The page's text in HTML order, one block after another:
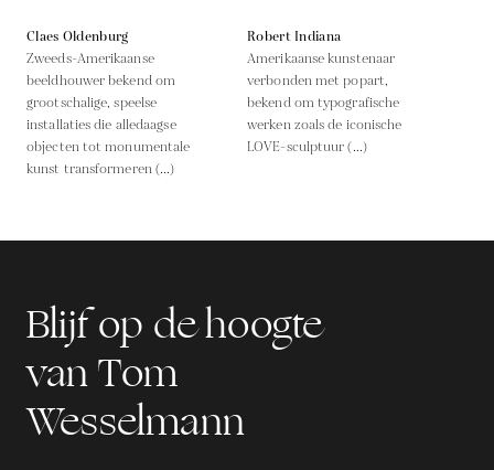
Claes Oldenburg
Zweeds-Amerikaanse
beeldhouwer bekend om
grootschalige, speelse
installaties die alledaagse
objecten tot monumentale
kunst transformeren (...)
Robert Indiana
Amerikaanse kunstenaar
verbonden met popart,
bekend om typografische
werken zoals de iconische
LOVE-sculptuur (...)
Blijf op de hoogte
van Tom
Wesselmann